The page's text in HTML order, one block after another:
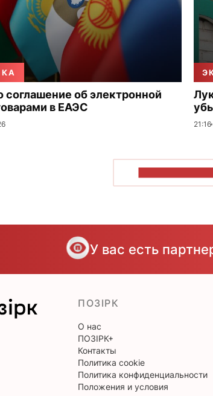
соглашение об электронной
в ЕАЭС
21:16
У вас есть
ПОЗІРК
О нас
ПОЗІРК+
Контакты
Политика cookie
Политика конфиденциальности
Положения и условия